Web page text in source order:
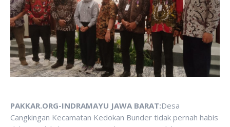
PAKKAR.ORG-INDRAMAYU JAWA BARAT:Desa
Cangkingan Kecamatan Kedokan Bunder tidak pernah habis